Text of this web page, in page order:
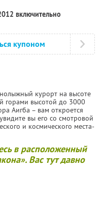
включительно
купоном
курорт на высоте
горами высотой до 3000
Аигба – вам откроется
вы его со смотровой
и космического места-
в расположенный
Вас тут давно